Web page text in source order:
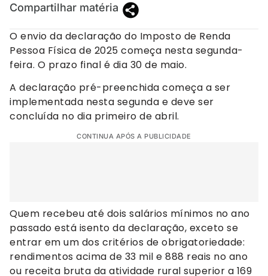
Compartilhar matéria
O envio da declaração do Imposto de Renda
Pessoa Física de 2025 começa nesta segunda-
feira. O prazo final é dia 30 de maio.
A declaração pré-preenchida começa a ser
implementada nesta segunda e deve ser
concluída no dia primeiro de abril.
CONTINUA APÓS A PUBLICIDADE
Quem recebeu até dois salários mínimos no ano
passado está isento da declaração, exceto se
entrar em um dos critérios de obrigatoriedade:
rendimentos acima de 33 mil e 888 reais no ano
ou receita bruta da atividade rural superior a 169